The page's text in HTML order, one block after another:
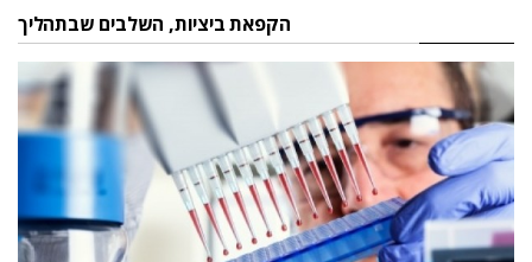
הקפאת ביציות, השלבים שבתהליך